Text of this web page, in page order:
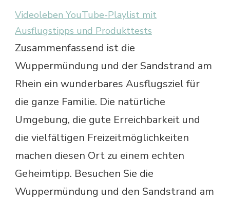
Videoleben YouTube-Playlist mit
Ausflugstipps und Produkttests
Zusammenfassend ist die
Wuppermündung und der Sandstrand am
Rhein ein wunderbares Ausflugsziel für
die ganze Familie. Die natürliche
Umgebung, die gute Erreichbarkeit und
die vielfältigen Freizeitmöglichkeiten
machen diesen Ort zu einem echten
Geheimtipp. Besuchen Sie die
Wuppermündung und den Sandstrand am